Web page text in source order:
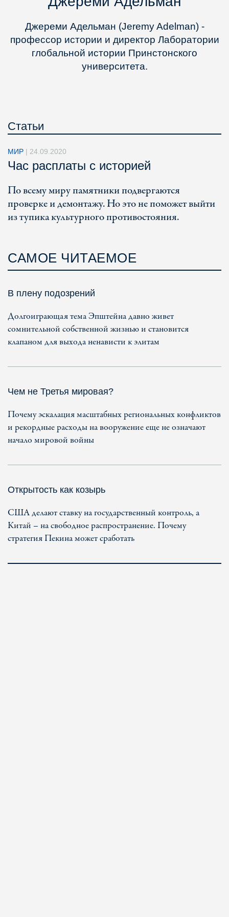
Джереми Адельман (Jeremy Adelman) -
профессор истории и директор Лаборатории
глобальной истории Принстонского
университета.
Статьи
МИР | 24.09.2020
Час расплаты с историей
По всему миру памятники подвергаются
проверке и демонтажу. Но это не поможет выйти
из тупика культурного противостояния.
САМОЕ ЧИТАЕМОЕ
В плену подозрений
Долгоиграющая тема Эпштейна давно живет
сомнительной собственной жизнью и становится
клапаном для выхода ненависти к элитам
Чем не Третья мировая?
Почему эскалация масштабных региональных конфликтов
и рекордные расходы на вооружение еще не означают
начало мировой войны
Открытость как козырь
США делают ставку на государственный контроль, а
Китай – на свободное распространение. Почему
стратегия Пекина может сработать